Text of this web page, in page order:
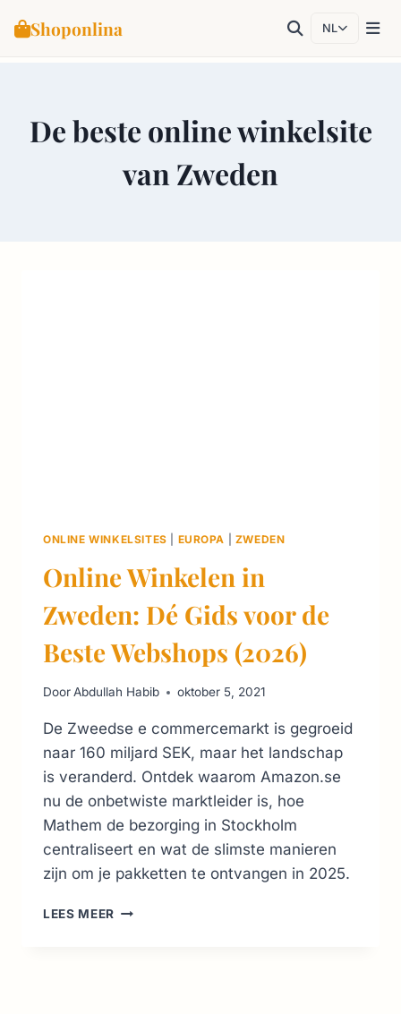
inhoud
Shoponlina NL
De beste online winkelsite
van Zweden
ONLINE WINKELSITES EUROPA ZWEDEN
Online Winkelen in
Zweden: Dé Gids voor de
Beste Webshops (2026)
DoorAbdullah Habib oktober 5, 2021
De Zweedse e commercemarkt is gegroeid
naar 160 miljard SEK, maar het landschap
is veranderd. Ontdek waarom Amazon.se
nu de onbetwiste marktleider is, hoe
Mathem de bezorging in Stockholm
centraliseert en wat de slimste manieren
zijn om je pakketten te ontvangen in 2025.
LEES MEER ONLINE